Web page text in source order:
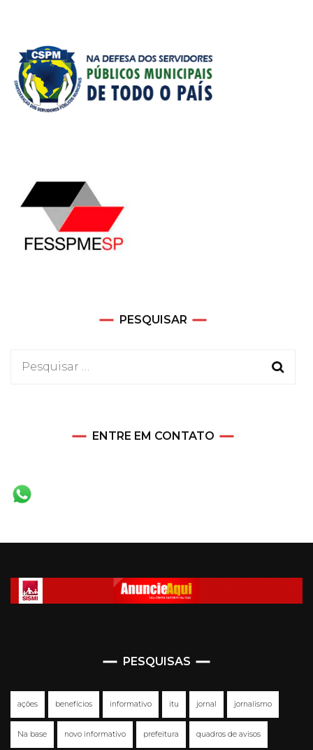
PESQUISAR
Pesquisar
ENTRE EM CONTATO
PESQUISAS
ações benefícios informativo itu jornal jornalismo
Na base novo informativo prefeitura quadros de avisos